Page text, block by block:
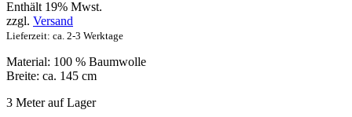
Enthält 19% Mwst.
zzgl. Versand
Lieferzeit: ca. 2-3 Werktage
Material: 100 % Baumwolle
Breite: ca. 145 cm
3 Meter auf Lager